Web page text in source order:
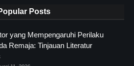
Posts
yang Mempengaruhi Perilaku
Remaja: Tinjauan Literatur